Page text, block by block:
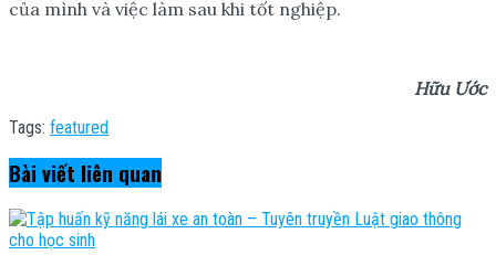
của mình và việc làm sau khi tốt nghiệp.
Hữu Ước
Tags: featured
Bài viết liên quan